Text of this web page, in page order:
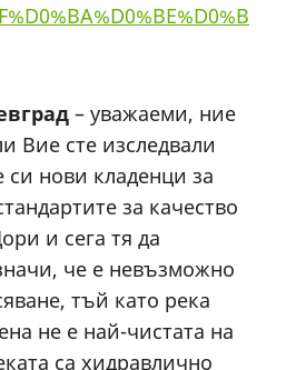
– уважаеми, ние
Вие сте изследвали
нови кладенци за
за качество
и сега тя да
че е невъзможно
тъй като река
не е най-чистата на
са хидравлично